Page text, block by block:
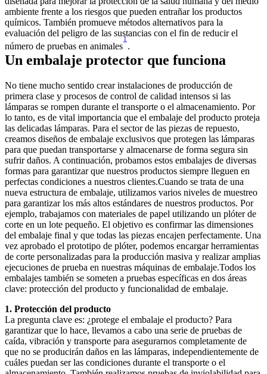
ambiente frente a los riesgos que pueden entrañar los productos
químicos. También promueve métodos alternativos para la
evaluación del peligro de las sustancias con el fin de reducir el
número de pruebas en animales
1
.
Un embalaje protector que funciona
No tiene mucho sentido crear instalaciones de producción de
primera clase y procesos de control de calidad intensos si las
lámparas se rompen durante el transporte o el almacenamiento. Por
lo tanto, es de vital importancia que el embalaje del producto proteja
las delicadas lámparas. Para el sector de las piezas de repuesto,
creamos diseños de embalaje exclusivos que protegen las lámparas
para que puedan transportarse y almacenarse de forma segura sin
sufrir daños. A continuación, probamos estos embalajes de diversas
formas para garantizar que nuestros productos siempre lleguen en
perfectas condiciones a nuestros clientes.Cuando se trata de una
nueva estructura de embalaje, utilizamos varios niveles de muestreo
para garantizar los más altos estándares de nuestros productos. Por
ejemplo, trabajamos con materiales de papel utilizando un plóter de
corte en un lote pequeño. El objetivo es confirmar las dimensiones
del embalaje final y que todas las piezas encajen perfectamente. Una
vez aprobado el prototipo de plóter, podemos encargar herramientas
de corte personalizadas para la producción masiva y realizar amplias
ejecuciones de prueba en nuestras máquinas de embalaje.Todos los
embalajes también se someten a pruebas específicas en dos áreas
clave: protección del producto y funcionalidad de embalaje.
1. Protección del producto
La pregunta clave es: ¿protege el embalaje el producto? Para
garantizar que lo hace, llevamos a cabo una serie de pruebas de
caída, vibración y transporte para asegurarnos completamente de
que no se producirán daños en las lámparas, independientemente de
cuáles puedan ser las condiciones durante el transporte o el